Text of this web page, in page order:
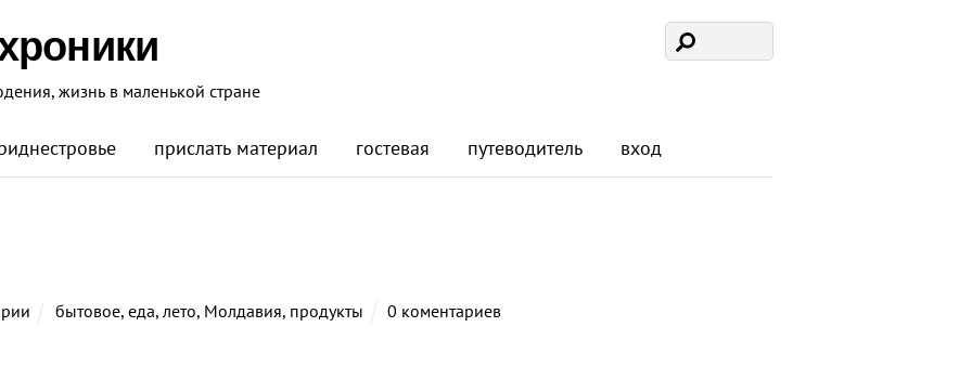
жизнь в маленькой стране
прислать материал гостевая путеводитель вход
бытовое, еда, лето, Молдавия, продукты 0 коментариев